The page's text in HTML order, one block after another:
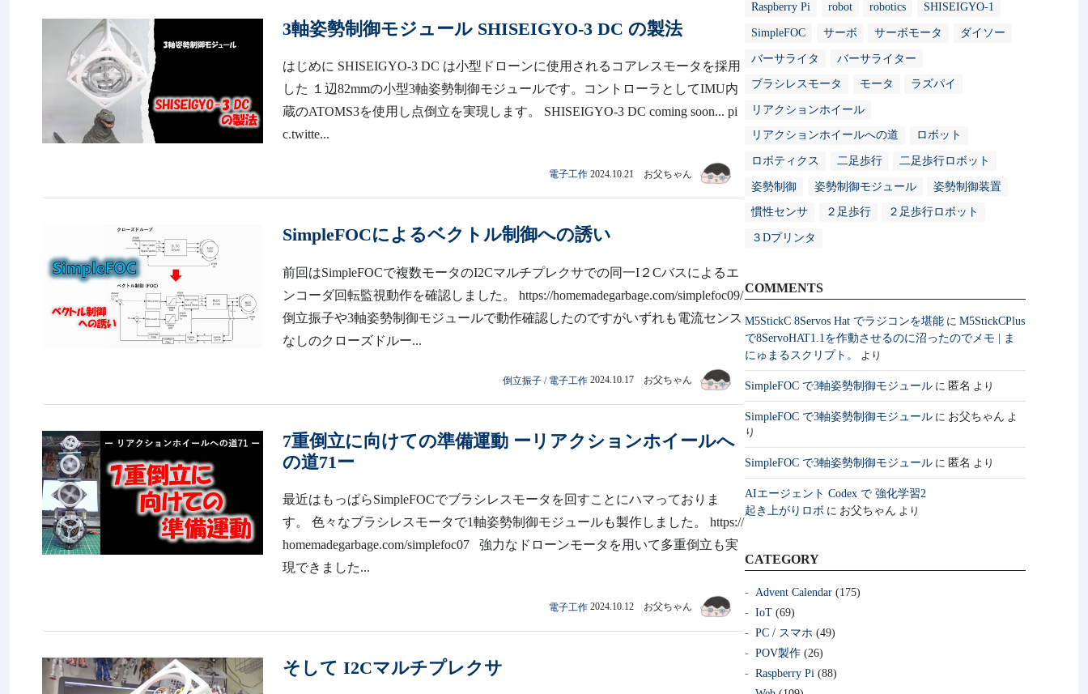
3軸姿勢制御モジュール SHISEIGYO-3 DC の製法
はじめに SHISEIGYO-3 DC は小型ドローンに使用されるコアレスモータを採用
した １辺82mmの小型3軸姿勢制御モジュールです。コントローラとしてIMU内
蔵のATOMS3を使用し点倒立を実現します。 SHISEIGYO-3 DC coming soon... pi
c.twitte...
電子工作 2024.10.21 お父ちゃん
SimpleFOCによるベクトル制御への誘い
前回はSimpleFOCで複数モータのI2Cマルチプレクサでの同一I２Cバスによるエ
ンコーダ回転監視動作を確認しました。 https://homemadegarbage.com/simplefoc09/
倒立振子や3軸姿勢制御モジュールで動作確認したのですがいずれも電流センス
なしのクローズドルー...
倒立振子 / 電子工作 2024.10.17 お父ちゃん
7重倒立に向けての準備運動 ーリアクションホイールへ
の道71ー
最近はもっぱらSimpleFOCでブラシレスモータを回すことにハマっておりま
す。 色々なブラシレスモータで1軸姿勢制御モジュールも製作しました。 https://
homemadegarbage.com/simplefoc07 強力なドローンモータを用いて多重倒立も実
現できました...
電子工作 2024.10.12 お父ちゃん
そして I2Cマルチプレクサ
Raspberry Pi robot robotics SHISEIGYO-1
SimpleFOC サーボ サーボモータ ダイソー
バーサライタ バーサライター
ブラシレスモータ モータ ラズパイ
リアクションホイール
リアクションホイールへの道 ロボット
ロボティクス 二足歩行 二足歩行ロボット
姿勢制御 姿勢制御モジュール 姿勢制御装置
慣性センサ ２足歩行 ２足歩行ロボット
３Dプリンタ
COMMENTS
M5StickC 8Servos Hat でラジコンを堪能 に M5StickCPlus
で8ServoHAT1.1を作動させるのに沼ったのでメモ | ま
にゅまるスクリプト。
より
SimpleFOC で3軸姿勢制御モジュール に 匿名 より
SimpleFOC で3軸姿勢制御モジュール に お父ちゃん よ
り
SimpleFOC で3軸姿勢制御モジュール に 匿名 より
AIエージェント Codex で 強化学習2
起き上がりロボ に お父ちゃん より
CATEGORY
Advent Calendar (175)
IoT (69)
PC / スマホ (49)
POV製作 (26)
Raspberry Pi (88)